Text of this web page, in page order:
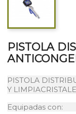
PISTOLA
PISTOLA
Y
Equipadas con: